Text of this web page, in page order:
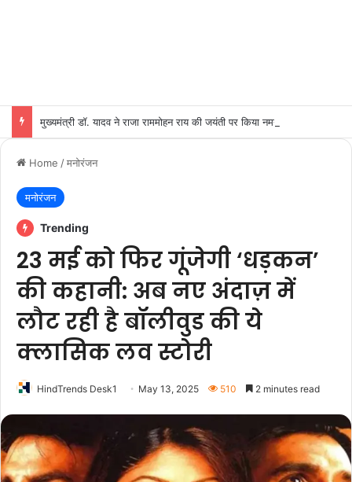
मुख्यमंत्री डॉ. यादव ने राजा राममोहन राय की जयंती पर किया नमन
Home /मनोरंजन
मनोरंजन
Trending
23 मई को फिर गूंजेगी ‘धड़कन’
की कहानी: अब नए अंदाज़ में
लौट रही है बॉलीवुड की ये
क्लासिक लव स्टोरी
HindTrends Desk1 May 13, 2025 510 2 minutes read